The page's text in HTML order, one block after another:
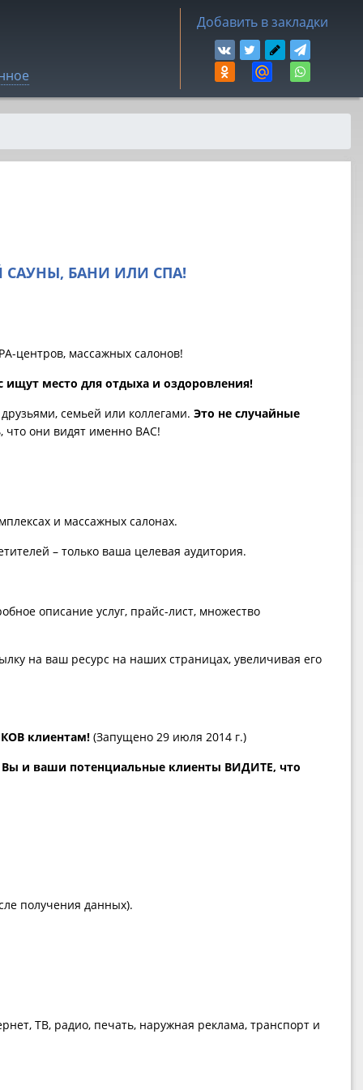
Добавить в закладки
САУНЫ, БАНИ ИЛИ СПА!
центров, массажных салонов!
ищут место для отдыха и оздоровления!
семьей или коллегами. Это не случайные
они видят именно ВАС!
и массажных салонах.
– только ваша целевая аудитория.
описание услуг, прайс-лист, множество
на ваш ресурс на наших страницах, увеличивая его
клиентам!(Запущено 29 июля 2014 г.)
Вы и ваши потенциальные клиенты ВИДИТЕ, что
получения данных).
ТВ, радио, печать, наружная реклама, транспорт и